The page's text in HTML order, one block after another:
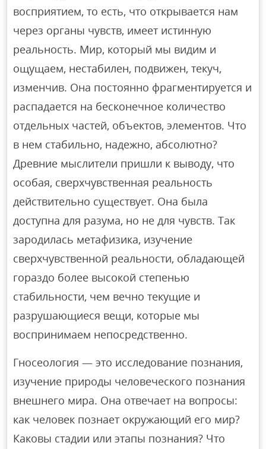
восприятием, то есть, что открывается нам
через органы чувств, имеет истинную
реальность. Мир, который мы видим и
ощущаем, нестабилен, подвижен, текуч,
изменчив. Она постоянно фрагментируется и
распадается на бесконечное количество
отдельных частей, объектов, элементов. Что
в нем стабильно, надежно, абсолютно?
Древние мыслители пришли к выводу, что
особая, сверхчувственная реальность
действительно существует. Она была
доступна для разума, но не для чувств. Так
зародилась метафизика, изучение
сверхчувственной реальности, обладающей
гораздо более высокой степенью
стабильности, чем вечно текущие и
разрушающиеся вещи, которые мы
воспринимаем непосредственно.
Гносеология — это исследование познания,
изучение природы человеческого познания
внешнего мира. Она отвечает на вопросы:
как человек познает окружающий его мир?
Каковы стадии или этапы познания? Что